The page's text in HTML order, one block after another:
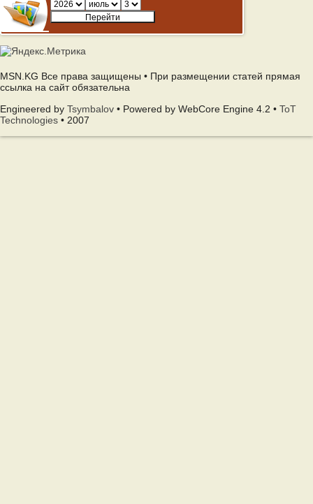
MSN.KG Все права защищены • При размещении статей прямая
ссылка на сайт обязательна
Engineered by Tsymbalov • Powered by WebCore Engine 4.2 • ToT
Technologies • 2007